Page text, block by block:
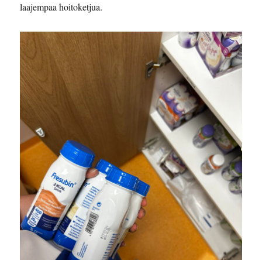
laajempaa hoitoketjua.